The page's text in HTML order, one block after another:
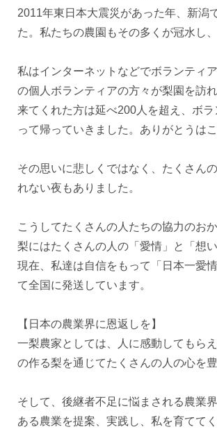
2011年東日本大震災があった年、新潟
た。私たちの農園もその多くが冠水し
私はインターネットなどでボランティ
の個人ボランティアの方々が梨園を訪
来てくれた方は延べ200人を超え、ボ
って帰っていきました。ありがとうは
その思いに悲しくではなく、たくさん
れない夜もありました。
こうしてたくさんの人たちの協力のお
梨にはたくさんの人の「愛情」と「想
現在、私達は自信をもって「日本一愛
て全国に発送しています。
【日本の農業界に恩返しを】
一梨農家としては、人に感動してもら
の作る梨を通じてたくさんの人の心を
そして、後継者不足に悩まされる農業
ある農業を提案、実践し、私を育てて